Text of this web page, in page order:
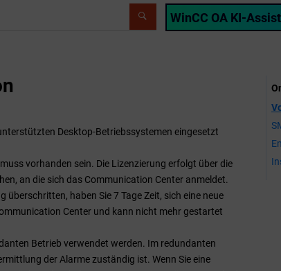
WinCC OA KI-
Desktop-Betriebssystemen eingesetzt
vorhanden sein. Die Lizenzierung erfolgt über die
an die sich das Communication Center anmeldet.
haben Sie 7 Tage Zeit, sich eine neue
Center und kann nicht mehr gestartet
Betrieb verwendet werden. Im redundanten
der Alarme zuständig ist. Wenn Sie eine